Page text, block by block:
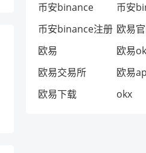
币安binance
币安
币安binance注册 欧易
欧易
欧易
欧易交易所
欧易
欧易下载
okx